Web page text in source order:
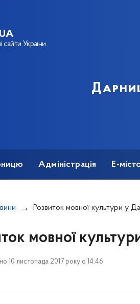
сайти України
Адміністрація Е-
Розвиток мовної культури у
мовної
10 листопада 2017 року о 14:46